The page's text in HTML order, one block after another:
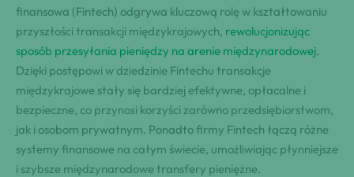
finansowa (Fintech) odgrywa kluczową rolę w kształtowaniu
przyszłości transakcji międzykrajowych, rewolucjonizując
sposób przesyłania pieniędzy na arenie międzynarodowej.
Dzięki postępowi w dziedzinie Fintechu transakcje
międzykrajowe stały się bardziej efektywne, opłacalne i
bezpieczne, co przynosi korzyści zarówno przedsiębiorstwom,
jak i osobom prywatnym. Ponadto firmy Fintech łączą różne
systemy finansowe na całym świecie, umożliwiając płynniejsze
i szybsze międzynarodowe transfery pieniężne.